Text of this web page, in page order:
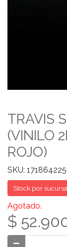
TRAVIS
(VINILO
ROJO)
SKU:
Stock por
Agotado.
$